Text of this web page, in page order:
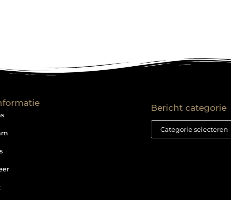
Bericht categorie